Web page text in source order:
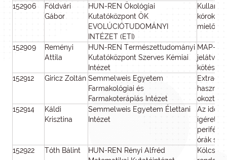
152906
Földvári
Gábor
HUN-REN Ökológiai
Kutatóközpont ÖK
EVOLÚCIÓTUDOMÁNYI
INTÉZET (ETI)
mielőtt
152909
Reményi
Attila
HUN-REN Természettudományi
Kutatóközpont Szerves Kémiai
Intézet
MAP-
152912
Giricz Zoltán Semmelweis Egyetem
Farmakológiai és
Farmakoterápiás Intézet
okozta
152914
Káldi
Krisztina
Semmelweis Egyetem Élettani
Intézet
Az
ígéretes
órák
152922
Tóth Bálint
HUN-REN Rényi Alfréd